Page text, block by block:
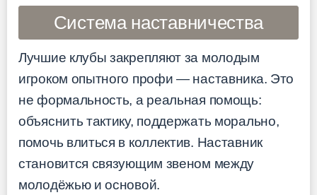
Система наставничества
Лучшие клубы закрепляют за молодым
игроком опытного профи — наставника. Это
не формальность, а реальная помощь:
объяснить тактику, поддержать морально,
помочь влиться в коллектив. Наставник
становится связующим звеном между
молодёжью и основой.